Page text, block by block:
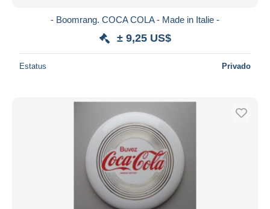
- Boomrang. COCA COLA - Made in Italie -
± 9,25 US$
Estatus Privado